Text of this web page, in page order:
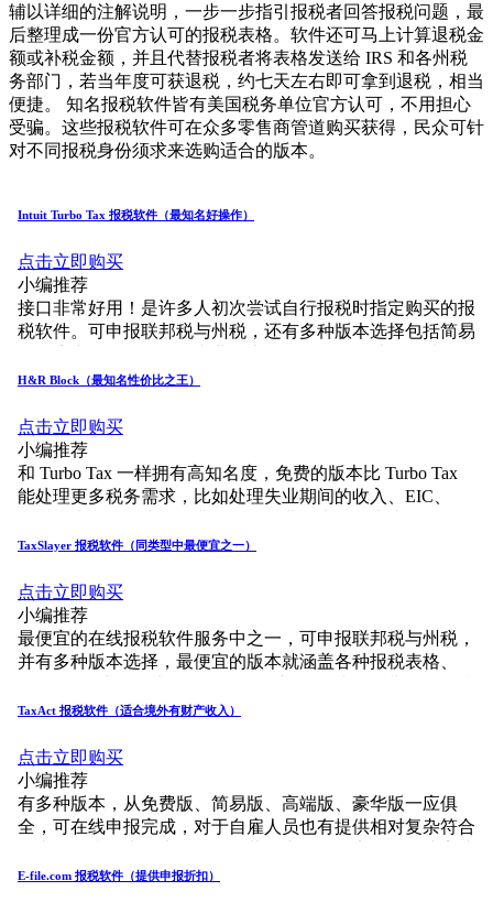
辅以详细的注解说明，一步一步指引报税者回答报税问题，最
后整理成一份官方认可的报税表格。软件还可马上计算退税金
额或补税金额，并且代替报税者将表格发送给 IRS 和各州税
务部门，若当年度可获退税，约七天左右即可拿到退税，相当
便捷。 知名报税软件皆有美国税务单位官方认可，不用担心
受骗。这些报税软件可在众多零售商管道购买获得，民众可针
对不同报税身份须求来选购适合的版本。